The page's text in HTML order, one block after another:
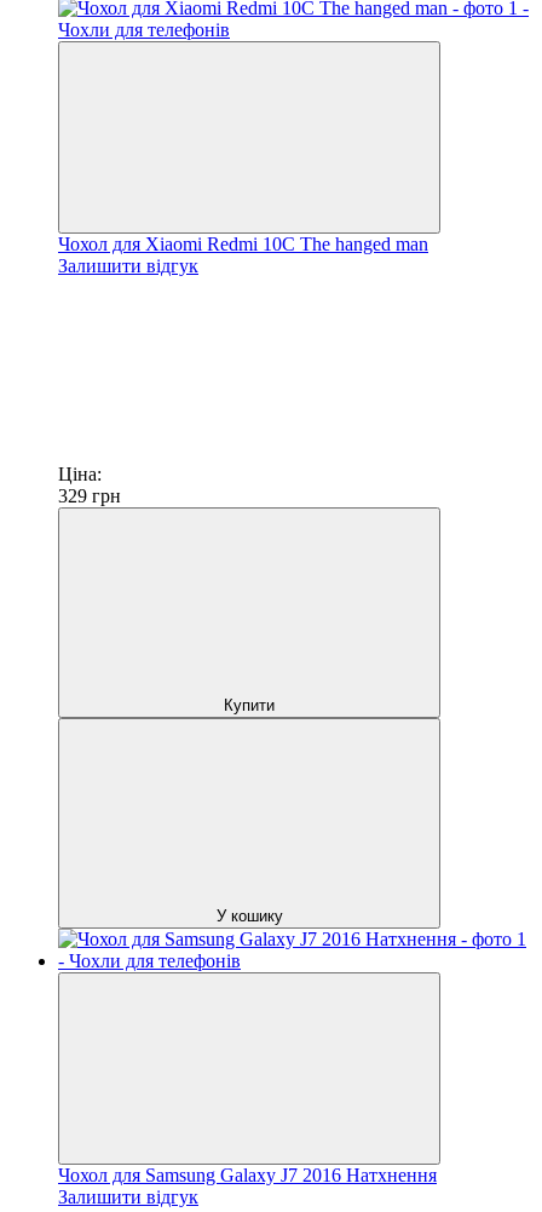
Чохол для Xiaomi Redmi 10C The hanged man
Залишити відгук
Ціна:
329 грн
Купити
У кошику
Чохол для Samsung Galaxy J7 2016 Натхнення
Залишити відгук